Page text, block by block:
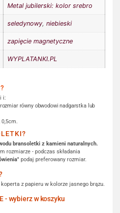
Metal jubilerski: kolor srebro
seledynowy, niebieski
zapięcie magnetyczne
WYPLATANKI.PL
i:
równy obwodowi nadgarstka lub
0,5cm.
bransoletki z kamieni naturalnych.
rozmiarze - podczas składania
podaj preferowany rozmiar.
z papieru w kolorze jasnego brązu.
- wybierz w koszyku